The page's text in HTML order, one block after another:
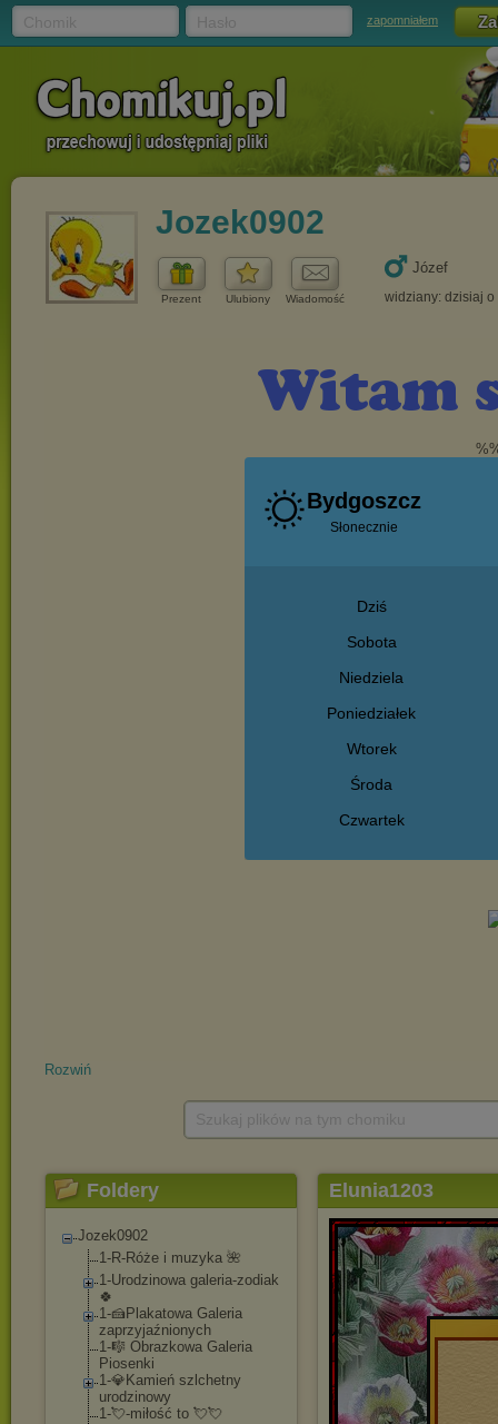
zapomniałem
Jozek0902
Prezent Ulubiony Wiadomość
Józef
widziany: dzisiaj o
Rozwiń
Foldery
Jozek0902
1-R-Róże i muzyka 🌺
1-Urodzinowa galeria-zodiak
🍀
1-🍰Plakatowa Galeria
zaprzyjaźnionych
1-🎼 Obrazkowa Galeria
Piosenki
1-💎Kamień szlchetny
urodzinowy
1-💘-miłość to 💘💘
Elunia1203